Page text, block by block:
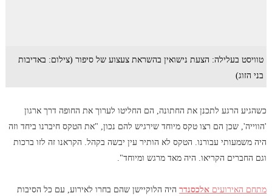
טוויסט בעלילה: הצעת נישואין בהשראת צעצוע של סיפור (צילום: באדיבות
בני הזוג)
כשהגיע הרגע לתכנן את החתונה, הם החליטו לערוך את החופה דרך ארגון
'הווייה', שכן הם רצו טקס מיוחד שירגיש להם נכון, "את הטקס חיברנו ביחד וזה
היה משמעותי עבורנו. הטקס לא הותיר עין יבשה בקהל. הקראנו זה לזו ברכות
וגם החברים הקריאו. היה מאד מרגש ומיוחד".
מתחם האירועים אלכסנדר היה הלוקיישן שהם בחרו לאירוע, עם כל הסיבות